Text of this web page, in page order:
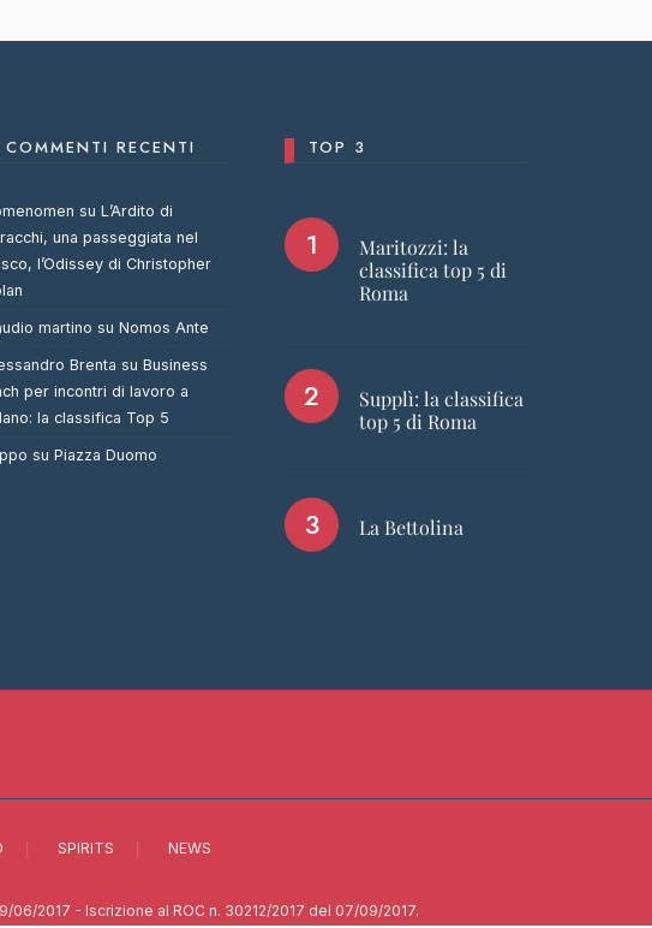
COMMENTI RECENTI
su L’Ardito di
una passeggiata nel
l’Odissey di Christopher
martino su Nomos Ante
Brenta su Business
per incontri di lavoro a
la classifica Top 5
su Piazza Duomo
TOP 3
Maritozzi: la
classifica top 5 di
Roma
Supplì: la classifica
top 5 di Roma
La Bettolina
SPIRITS NEWS
2017 - Iscrizione al ROC n. 30212/2017 del 07/09/2017.